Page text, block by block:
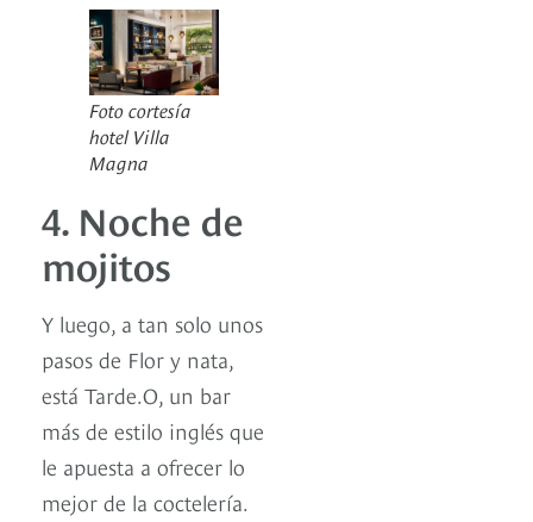
Foto cortesía
hotel Villa
Magna
4. Noche de
mojitos
Y luego, a tan solo unos
pasos de Flor y nata,
está Tarde.O, un bar
más de estilo inglés que
le apuesta a ofrecer lo
mejor de la coctelería.